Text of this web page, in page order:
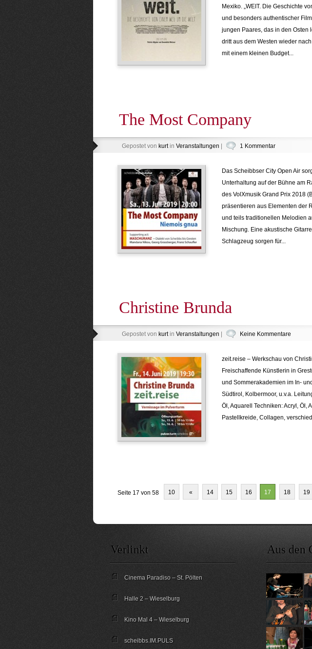
Mexiko. „WEIT. Die Geschichte
und besonders authentischer
jungen Paares, das in den Osten
dritt aus dem Westen wieder
mit einem kleinen Budget...
The Most Company
Gepostet von kurtin Veranstaltungen 1 Kommentar
Das Scheibbser City Open Air
Unterhaltung auf der Bühne am
des VolXmusik Grand Prix 2018
präsentieren aus Elementen der
und teils traditionellen Melodien
Mischung. Eine akustische
Schlagzeug sorgen für...
Christine Brunda
Gepostet von kurtin Veranstaltungen Keine Kommentare
zeit.reise – Werkschau von
Freischaffende Künstlerin in
und Sommerakademien im In-
Südtirol, Kolbermoor, u.v.a.
Öl, Aquarell Techniken: Acryl, Öl,
Pastellkreide, Collagen,
Seite 17 von 58 10 « 14 15 16 17 18 19
Verlinkt
Cinema Paradiso – St. Pölten
Halle 2 – Wieselburg
Kino Mal 4 – Wieselburg
scheibbs.IM.PULS
Aus den